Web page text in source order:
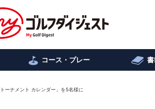
コース・プレー
ーナメント カレンダー」を5名様に